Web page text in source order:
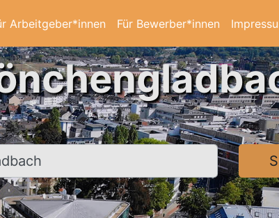
Arbeitgeber*innen Für Bewerber*innen